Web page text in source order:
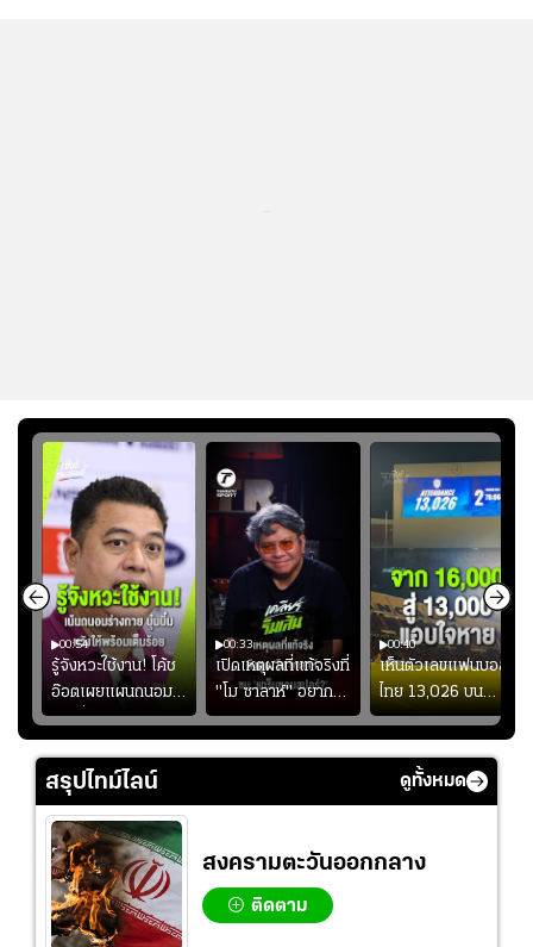
00:54
รู้จังหวะใช้งาน! โค้ช
อ๊อตเผยแผนถนอม
“บุ๋มบิ๋ม” เพื่อรักษา
ร่างกายให้พร้อมที่สุด
00:33
เปิดเหตุผลที่แท้จริงที่
"โม ซาลาห์" อยาก
ย้ายซบ "แทร็บซอนส
ปอร์"
00:40
เห็นตัวเลขแฟนบอล
ไทย 13,026 บน
สกอร์บอร์ดแล้วแอบ
ใจหาย น้อยกว่านัดที่
แล้วเจอมาเลเซียตั้ง
สรุปไทม์ไลน์ ดูทั้งหมด
สงครามตะวันออกกลาง
ติดตาม